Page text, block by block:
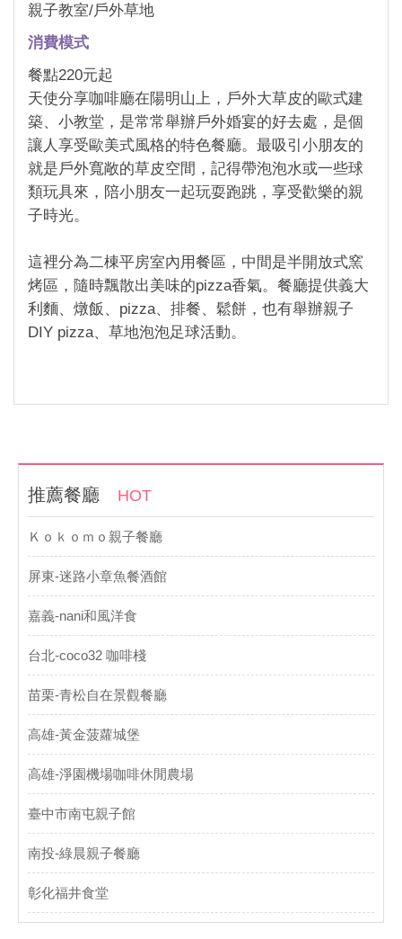
親子教室/戶外草地
消費模式
餐點220元起
天使分享咖啡廳在陽明山上，戶外大草皮的歐式建
築、小教堂，是常常舉辦戶外婚宴的好去處，是個
讓人享受歐美式風格的特色餐廳。最吸引小朋友的
就是戶外寬敞的草皮空間，記得帶泡泡水或一些球
類玩具來，陪小朋友一起玩耍跑跳，享受歡樂的親
子時光。
這裡分為二棟平房室內用餐區，中間是半開放式窯
烤區，隨時飄散出美味的pizza香氣。餐廳提供義大
利麵、燉飯、pizza、排餐、鬆餅，也有舉辦親子
DIY pizza、草地泡泡足球活動。
推薦餐廳 HOT
Ｋｏｋｏｍｏ親子餐廳
屏東-迷路小章魚餐酒館
嘉義-nani和風洋食
台北-coco32 咖啡棧
苗栗-青松自在景觀餐廳
高雄-黃金菠蘿城堡
高雄-淨園機場咖啡休閒農場
臺中市南屯親子館
南投-綠晨親子餐廳
彰化福井食堂